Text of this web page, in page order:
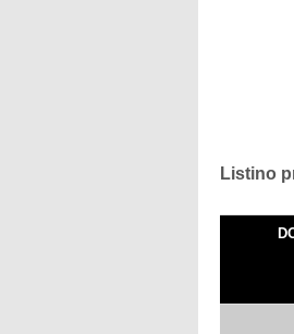
Listino